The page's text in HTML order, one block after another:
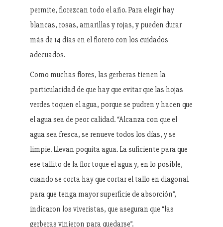
permite, florezcan todo el año. Para elegir hay
blancas, rosas, amarillas y rojas, y pueden durar
más de 14 días en el florero con los cuidados
adecuados.
Como muchas flores, las gerberas tienen la
particularidad de que hay que evitar que las hojas
verdes toquen el agua, porque se pudren y hacen que
el agua sea de peor calidad. “Alcanza con que el
agua sea fresca, se renueve todos los días, y se
limpie. Llevan poquita agua. La suficiente para que
ese tallito de la flor toque el agua y, en lo posible,
cuando se corta hay que cortar el tallo en diagonal
para que tenga mayor superficie de absorción”,
indicaron los viveristas, que aseguran que “las
gerberas vinieron para quedarse”.